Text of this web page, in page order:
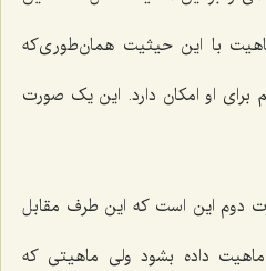
با این حیثیت همان‌طوری‌که
برای او امکان دارد. این یک صورت
دوم این است که این طرف مقابل
داده بشود ولی ماهیتی که